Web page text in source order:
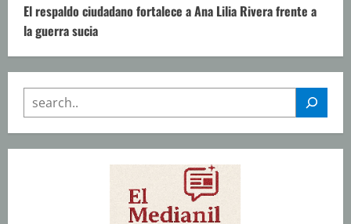
El respaldo ciudadano fortalece a Ana Lilia Rivera frente a
la guerra sucia